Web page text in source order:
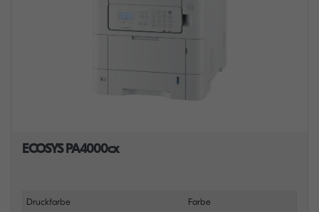
ECOSYS PA4000cx
Druckfarbe Farbe